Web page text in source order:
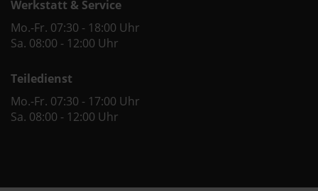
Werkstatt & Service
Mo.-Fr. 07:30 - 18:00 Uhr
Sa. 08:00 - 12:00 Uhr
Teiledienst
Mo.-Fr. 07:30 - 17:00 Uhr
Sa. 08:00 - 12:00 Uhr